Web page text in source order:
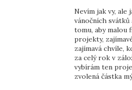
Nevím jak vy, ale
vánočních
tomu, aby
projekty,
zajímavá chvíle,
za celý rok v
vybírám ten
zvolená částka